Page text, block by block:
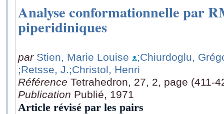
Analyse conformationnelle par
piperidiniques
par Stien, Marie Louise
;Chiurdoglu,
;Retsse, J.;Christol, Henri
Référence Tetrahedron, 27, 2, page (411-
Publication Publié, 1971
Article révisé par les pairs